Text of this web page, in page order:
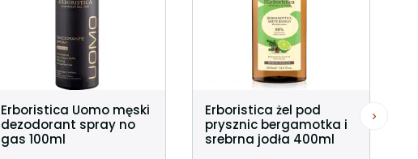
Erboristica Uomo męski
dezodorant spray no
gas 100ml
Erboristica żel pod
prysznic bergamotka i
srebrna jodła 400ml